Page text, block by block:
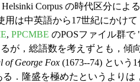
Corpus の時代区分によ
用は中英語から17世紀にかけて
, PPCMBE のPOSファイル群で
が，総語数を考えずとも，傾
of George Fox (1673--74) という
．隆盛を極めたというよりは